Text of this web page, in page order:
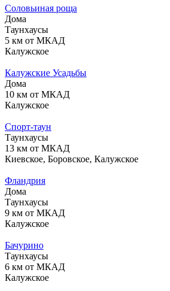
Соловьиная роща
Дома
Таунхаусы
5 км от МКАД
Калужское
Калужские Усадьбы
Дома
10 км от МКАД
Калужское
Спорт-таун
Таунхаусы
13 км от МКАД
Киевское, Боровское, Калужское
Фландрия
Дома
Таунхаусы
9 км от МКАД
Калужское
Бачурино
Таунхаусы
6 км от МКАД
Калужское